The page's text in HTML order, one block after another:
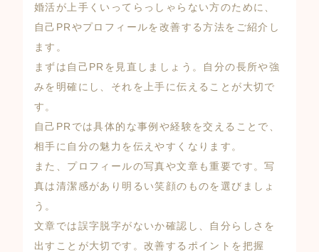
婚活が上手くいってらっしゃらない方のために、
自己PRやプロフィールを改善する方法をご紹介し
ます。
まずは自己PRを見直しましょう。自分の長所や強
みを明確にし、それを上手に伝えることが大切で
す。
自己PRでは具体的な事例や経験を交えることで、
相手に自分の魅力を伝えやすくなります。
また、プロフィールの写真や文章も重要です。写
真は清潔感があり明るい笑顔のものを選びましょ
う。
文章では誤字脱字がないか確認し、自分らしさを
出すことが大切です。改善するポイントを把握